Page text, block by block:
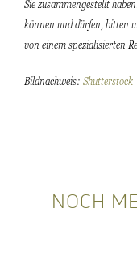
Sie zusammengestellt
können und dürfen, bitten
von einem spezialisierten
Bildnachweis: Shutterstock
NOCH